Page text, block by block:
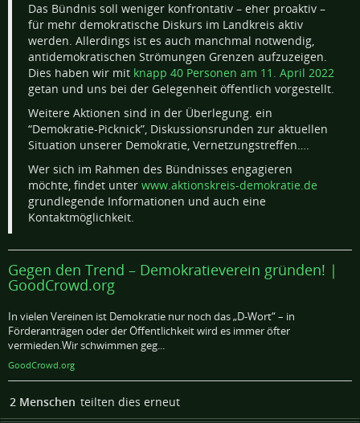
Das Bündnis soll weniger konfrontativ – eher proaktiv –
für mehr demokratische Diskurs im Landkreis aktiv
werden. Allerdings ist es auch manchmal notwendig,
antidemokratischen Strömungen Grenzen aufzuzeigen.
Dies haben wir mit knapp 40 Personen am 11. April 2022
getan und uns bei der Gelegenheit öffentlich vorgestellt.
Weitere Aktionen sind in der Überlegung. ein
“Demokratie-Picknick”, Diskussionsrunden zur aktuellen
Situation unserer Demokratie, Vernetzungstreffen….
Wer sich im Rahmen des Bündnisses engagieren
möchte, findet unter www.aktionskreis-demokratie.de
grundlegende Informationen und auch eine
Kontaktmöglichkeit.
Gegen den Trend – Demokratieverein gründen! |
GoodCrowd.org
In vielen Vereinen ist Demokratie nur noch das „D-Wort“ – in
Förderanträgen oder der Öffentlichkeit wird es immer öfter
vermieden.Wir schwimmen geg...
GoodCrowd.org
2 Menschen teilten dies erneut